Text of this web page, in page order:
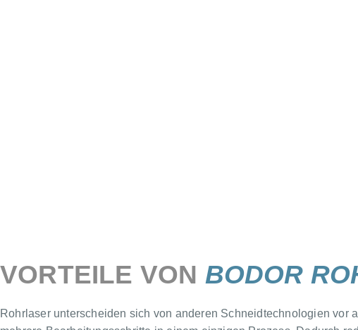
VORTEILE VON BODOR
Rohrlaser unterscheiden sich von anderen Schneidtechnologien